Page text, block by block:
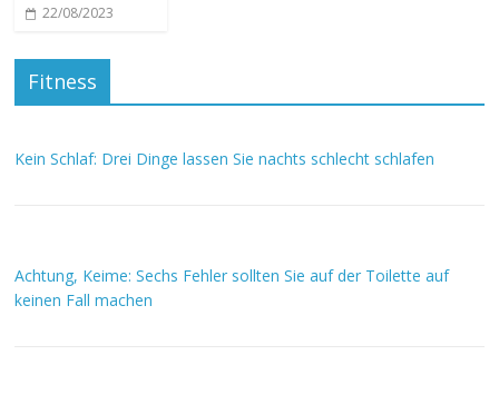
22/08/2023
Fitness
Kein Schlaf: Drei Dinge lassen Sie nachts schlecht schlafen
Achtung, Keime: Sechs Fehler sollten Sie auf der Toilette auf
keinen Fall machen